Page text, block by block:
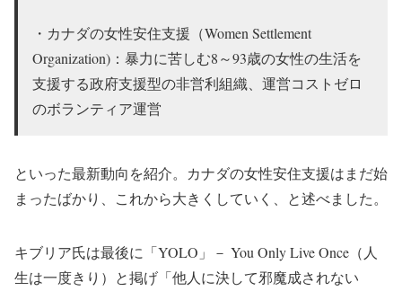
・カナダの女性安住支援（Women Settlement
Organization)：暴力に苦しむ8～93歳の女性の生活を
支援する政府支援型の非営利組織、運営コストゼロ
のボランティア運営
といった最新動向を紹介。カナダの女性安住支援はまだ始
まったばかり、これから大きくしていく、と述べました。
キブリア氏は最後に「YOLO」－ You Only Live Once（人
生は一度きり）と掲げ「他人に決して邪魔成されない